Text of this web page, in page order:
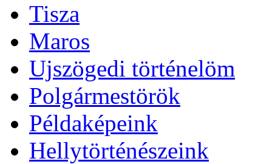
Tisza
Maros
Ujszögedi történelöm
Polgármestörök
Példaképeink
Hellytörténészeink